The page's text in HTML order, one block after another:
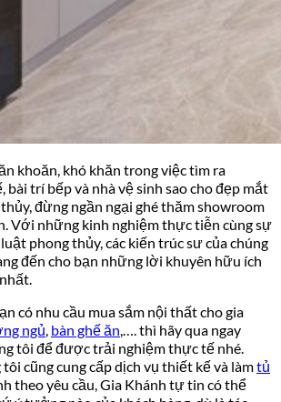
khoăn, khó khăn trong việc tìm ra
trí bếp và nhà vệ sinh sao cho đẹp mắt
đừng ngần ngại ghé thăm showroom
Với những kinh nghiệm thực tiễn cùng sự
phong thủy, các kiến trúc sư của chúng
đến cho bạn những lời khuyên hữu ích
có nhu cầu mua sắm nội thất cho gia
ngủ, bàn ghế ăn,…. thì hãy qua ngay
tôi để được trải nghiệm thực tế nhé.
cũng cung cấp dịch vụ thiết kế và làmtủ
theo yêu cầu, Gia Khánh tự tin có thể